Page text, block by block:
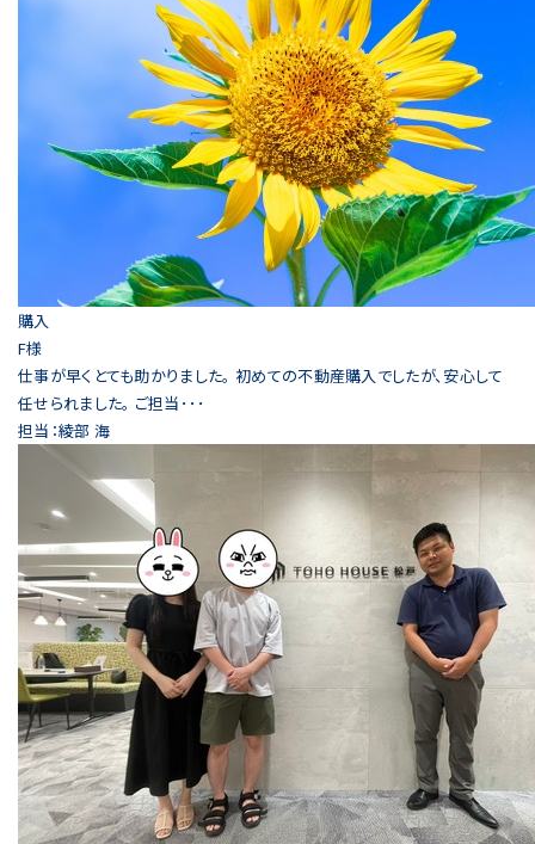
購入
F様
仕事が早くとても助かりました。 初めての不動産購入でしたが、安心して
任せられました。 ご担当･･･
担当：綾部 海